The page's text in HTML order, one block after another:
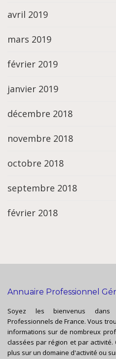
avril 2019
mars 2019
février 2019
janvier 2019
décembre 2018
novembre 2018
octobre 2018
septembre 2018
février 2018
Annuaire Professionnel
Soyez les bienvenus dans
Professionnels de France. Vous
informations sur de nombreux
classées par région et par
plus sur un domaine d'activité ou